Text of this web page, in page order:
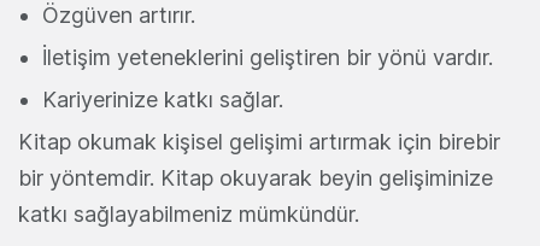
Özgüven artırır.
İletişim yeteneklerini geliştiren bir yönü vardır.
Kariyerinize katkı sağlar.
Kitap okumak kişisel gelişimi artırmak için birebir
bir yöntemdir. Kitap okuyarak beyin gelişiminize
katkı sağlayabilmeniz mümkündür.